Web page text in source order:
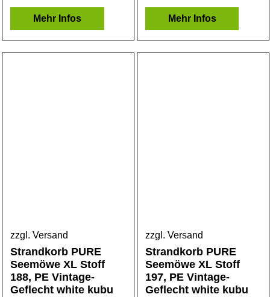
Mehr Infos Mehr Infos
zzgl. Versand
Strandkorb PURE
Seemöwe XL Stoff
188, PE Vintage-
Geflecht white kubu
zzgl. Versand
Strandkorb PURE
Seemöwe XL Stoff
197, PE Vintage-
Geflecht white kubu